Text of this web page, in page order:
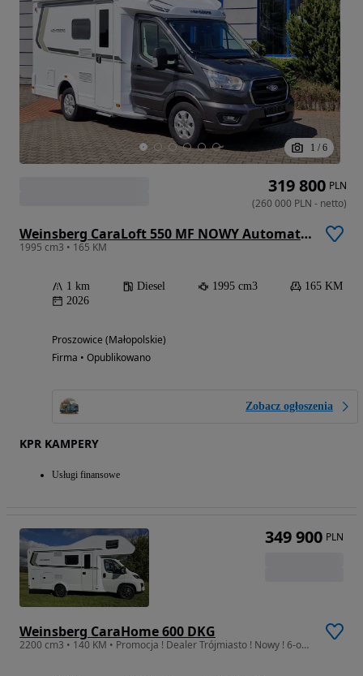
1 / 6
Weinsberg CaraLoft 550 MF NOWY Automat Zimowa Wersja Doposażony 165PS FV23%
1995 cm3 • 165 KM
1 km Diesel 1995 cm3
165 KM
2026
Proszowice (Małopolskie)
Firma • Opublikowano
Zobacz ogłoszenia
KPR KAMPERY
Usługi finansowe
319 800 PLN
(260 000 PLN - netto)
Weinsberg CaraHome 600 DKG
2200 cm3 • 140 KM • Promocja ! Dealer Trójmiasto ! Nowy ! 6-osobowy
349 900 PLN